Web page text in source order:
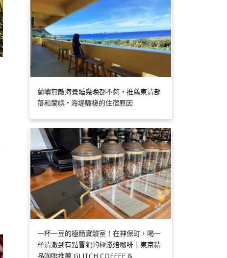
蘭嶼無敵海景睡幾晚都不夠，推薦東清部
落和蘭嶼 • 海堤驛棧的住宿原因
一杯一豆的極簡實驗室！在神保町，喝一
杯清澈到有點冒犯的極淺焙咖啡｜東京精
品咖啡推薦 GLITCH COFFEE &